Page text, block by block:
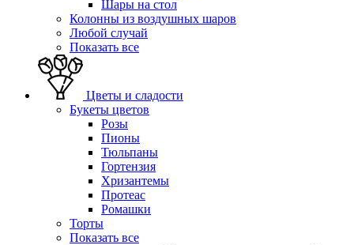
Шары на стол
Колонны из воздушных шаров
Любой случай
Показать все
Цветы и сладости
Букеты цветов
Розы
Пионы
Тюльпаны
Гортензия
Хризантемы
Протеас
Ромашки
Торты
Показать все